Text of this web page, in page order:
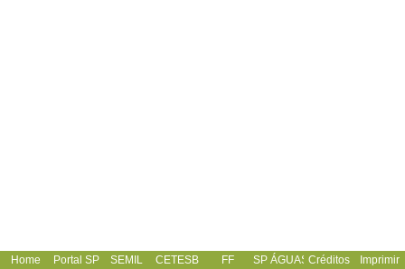
Home Portal SP SEMIL CETESB FF SP ÁGUAS Créditos Imprimir